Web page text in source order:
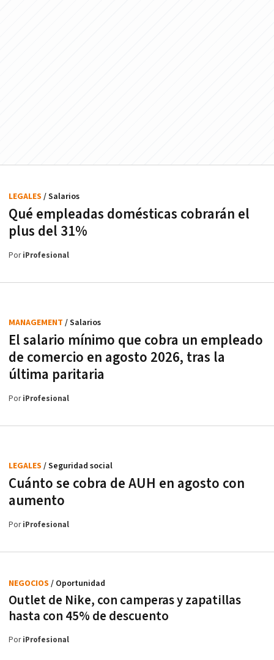
Qué empleadas domésticas cobrarán el
plus del 31%
LEGALES / Salarios
PoriProfesional
El salario mínimo que cobra un empleado
de comercio en agosto 2026, tras la
última paritaria
MANAGEMENT / Salarios
PoriProfesional
Cuánto se cobra de AUH en agosto con
aumento
LEGALES / Seguridad social
PoriProfesional
Outlet de Nike, con camperas y zapatillas
hasta con 45% de descuento
NEGOCIOS / Oportunidad
PoriProfesional